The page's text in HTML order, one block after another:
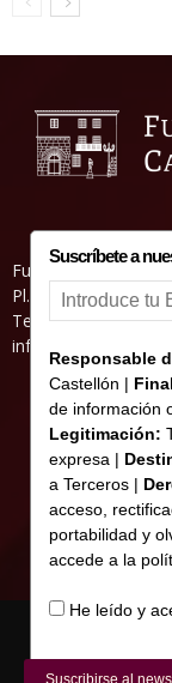
Fundació Caixa
Pl. de l’Herba, s/nº.
Telèfon 964 232
©
Suscríbete a
Responsable
Castellón |
de información
Legitimación:
expresa |
a Terceros |
acceso,
portabilidad y
accede a la
He leído y
Suscribirse al